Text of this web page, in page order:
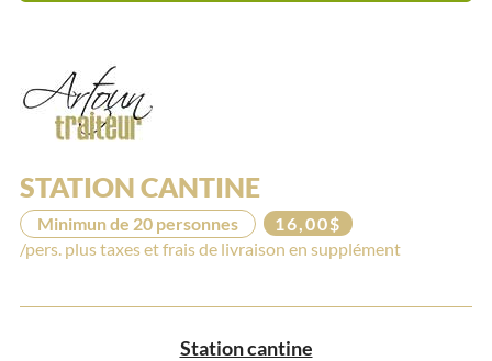
STATION CANTINE
Minimun de 20 personnes
16,00$
/pers. plus taxes et frais de livraison en supplément
Station cantine